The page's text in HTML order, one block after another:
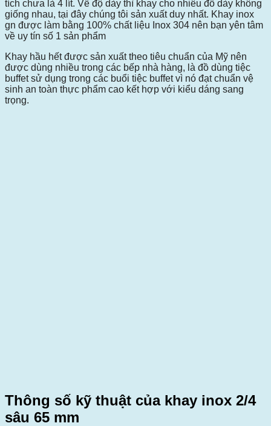
tích chưa là 4 lít. Về độ dày thì khay cho nhiêu đồ dày không
giống nhau, tại đây chúng tôi sản xuất duy nhất. Khay inox
gn được làm bằng 100% chất liệu Inox 304 nên bạn yên tâm
về uy tín số 1 sản phẩm
Khay hầu hết được sản xuất theo tiêu chuẩn của Mỹ nên
được dùng nhiều trong các bếp nhà hàng, là đồ dùng tiệc
buffet sử dụng trong các buổi tiệc buffet vì nó đạt chuẩn vệ
sinh an toàn thực phẩm cao kết hợp với kiểu dáng sang
trọng.
Thông số kỹ thuật của khay inox 2/4
sâu 65 mm